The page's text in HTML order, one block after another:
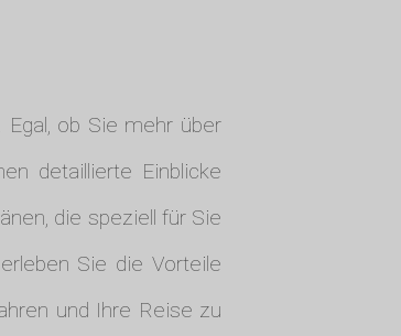
ob Sie mehr über
detaillierte Einblicke
die speziell für Sie
Sie die Vorteile
und Ihre Reise zu